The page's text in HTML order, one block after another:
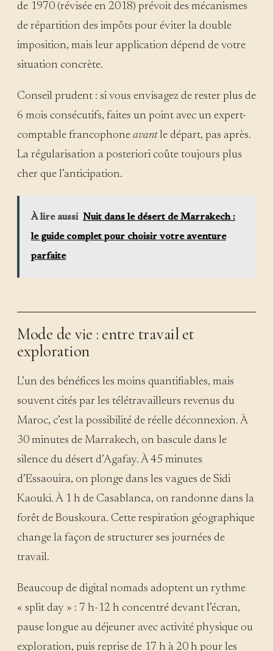
de 1970 (révisée en 2018) prévoit des mécanismes
de répartition des impôts pour éviter la double
imposition, mais leur application dépend de votre
situation concrète.
Conseil prudent : si vous envisagez de rester plus de
6 mois consécutifs, faites un point avec un expert-
comptable francophone avantle départ, pas après.
La régularisation a posteriori coûte toujours plus
cher que l’anticipation.
À lire aussi Nuit dans le désert de Marrakech :
le guide complet pour choisir votre aventure
parfaite
Mode de vie : entre travail et
exploration
L’un des bénéfices les moins quantifiables, mais
souvent cités par les télétravailleurs revenus du
Maroc, c’est la possibilité de réelle déconnexion. À
30 minutes de Marrakech, on bascule dans le
silence du désert d’Agafay. À 45 minutes
d’Essaouira, on plonge dans les vagues de Sidi
Kaouki. À 1 h de Casablanca, on randonne dans la
forêt de Bouskoura. Cette respiration géographique
change la façon de structurer ses journées de
travail.
Beaucoup de digital nomads adoptent un rythme
« split day » : 7 h-12 h concentré devant l’écran,
pause longue au déjeuner avec activité physique ou
exploration, puis reprise de 17 h à 20 h pour les